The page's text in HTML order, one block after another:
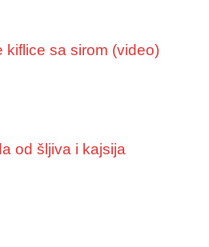
kiflice sa sirom (video)
od šljiva i kajsija